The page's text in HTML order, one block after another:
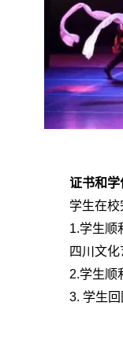
证书和学
学生在
1.学生顺
四川文化
2.学生顺
3. 学生